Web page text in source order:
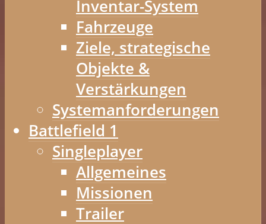
Inventar-System
Fahrzeuge
Ziele, strategische
Objekte &
Verstärkungen
Systemanforderungen
Battlefield 1
Singleplayer
Allgemeines
Missionen
Trailer